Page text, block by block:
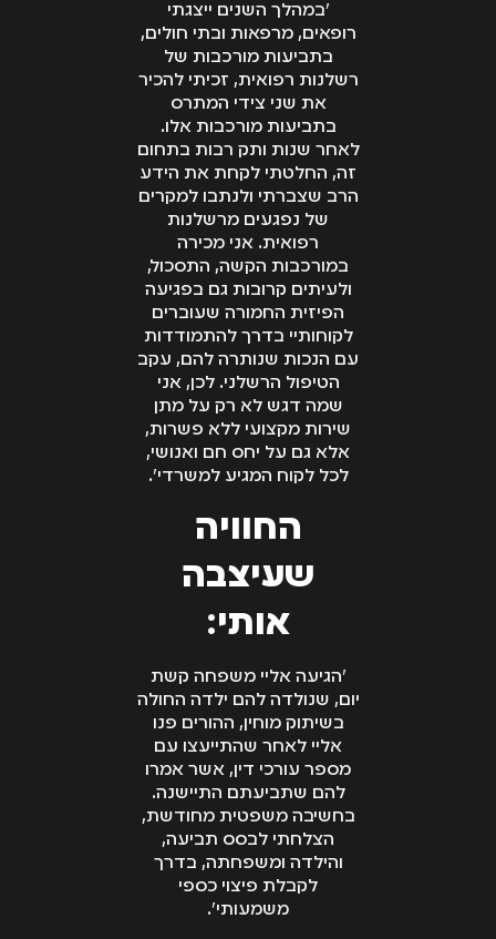
״במהלך השנים ייצגתי
רופאים, מרפאות ובתי חולים,
בתביעות מורכבות של
רשלנות רפואית, זכיתי להכיר
את שני צידי המתרס
בתביעות מורכבות אלו.
לאחר שנות ותק רבות בתחום
זה, החלטתי לקחת את הידע
הרב שצברתי ולנתבו למקרים
של נפגעים מרשלנות
רפואית. אני מכירה
במורכבות הקשה, התסכול,
ולעיתים קרובות גם בפגיעה
הפיזית החמורה שעוברים
לקוחותיי בדרך להתמודדות
עם הנכות שנותרה להם, עקב
הטיפול הרשלני. לכן, אני
שמה דגש לא רק על מתן
שירות מקצועי ללא פשרות,
אלא גם על יחס חם ואנושי,
לכל לקוח המגיע למשרדי״.
החוויה
שעיצבה
אותי:
״הגיעה אליי משפחה קשת
יום, שנולדה להם ילדה החולה
בשיתוק מוחין, ההורים פנו
אליי לאחר שהתייעצו עם
מספר עורכי דין, אשר אמרו
להם שתביעתם התיישנה.
בחשיבה משפטית מחודשת,
הצלחתי לבסס תביעה,
והילדה ומשפחתה, בדרך
לקבלת פיצוי כספי
משמעותי״.